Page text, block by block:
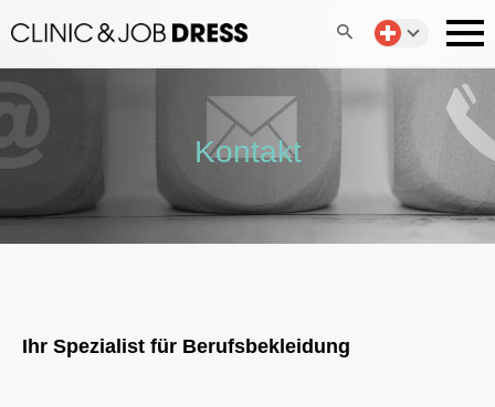
Kontakt
Ihr Spezialist für Berufsbekleidung